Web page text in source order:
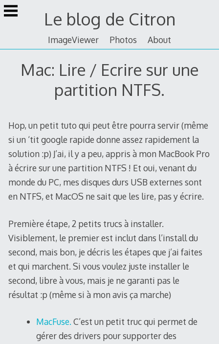
Skip
to
Le blog de Citron
ImageViewer Photos About
Mac: Lire / Ecrire sur une
partition NTFS.
Hop, un petit tuto qui peut être pourra servir (même
si un ‘tit google rapide donne assez rapidement la
solution :p) J’ai, il y a peu, appris à mon MacBook Pro
à écrire sur une partition NTFS ! Et oui, venant du
monde du PC, mes disques durs USB externes sont
en NTFS, et MacOS ne sait que les lire, pas y écrire.
Première étape, 2 petits trucs à installer.
Visiblement, le premier est inclut dans l’install du
second, mais bon, je décris les étapes que j’ai faites
et qui marchent. Si vous voulez juste installer le
second, libre à vous, mais je ne garanti pas le
résultat :p (même si à mon avis ça marche)
MacFuse.C’est un petit truc qui permet de
gérer des drivers pour supporter des